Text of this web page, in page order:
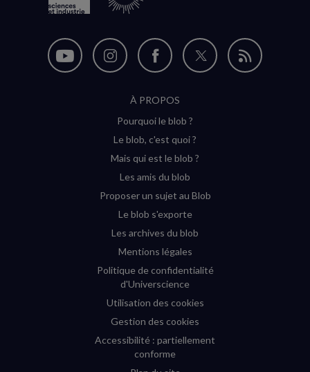
Nous
Nous
Instagram
(nouvelle
Nous
sur
Facebook
(nouvelle
Nous
Flux
À PROPOS
Pourquoi le blob ?
Le blob, c'est quoi ?
Mais qui est le blob ?
Les amis du blob
Proposer un sujet au Blob
Le blob s'exporte
Les archives du blob
Mentions légales
Politique de confidentialité
d'Universcience
Utilisation des cookies
Gestion des cookies
Accessibilité : partiellement
conforme